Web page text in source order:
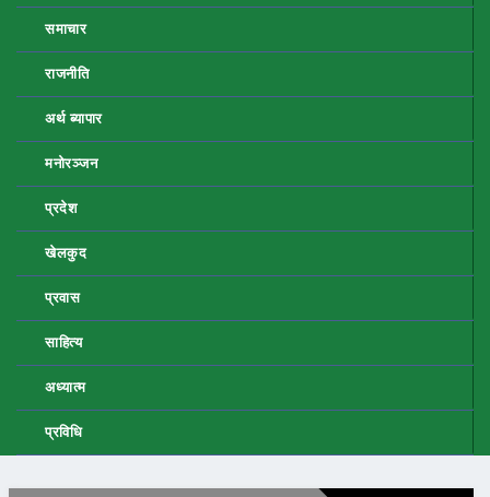
समाचार
राजनीति
अर्थ ब्यापार
मनोरञ्जन
प्रदेश
खेलकुद
प्रवास
साहित्य
अध्यात्म
प्रविधि